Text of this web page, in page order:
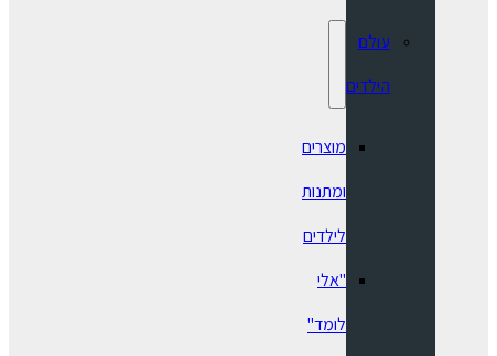
עולם
הילדים
מוצרים
ומתנות
לילדים
"אלי
לומד"